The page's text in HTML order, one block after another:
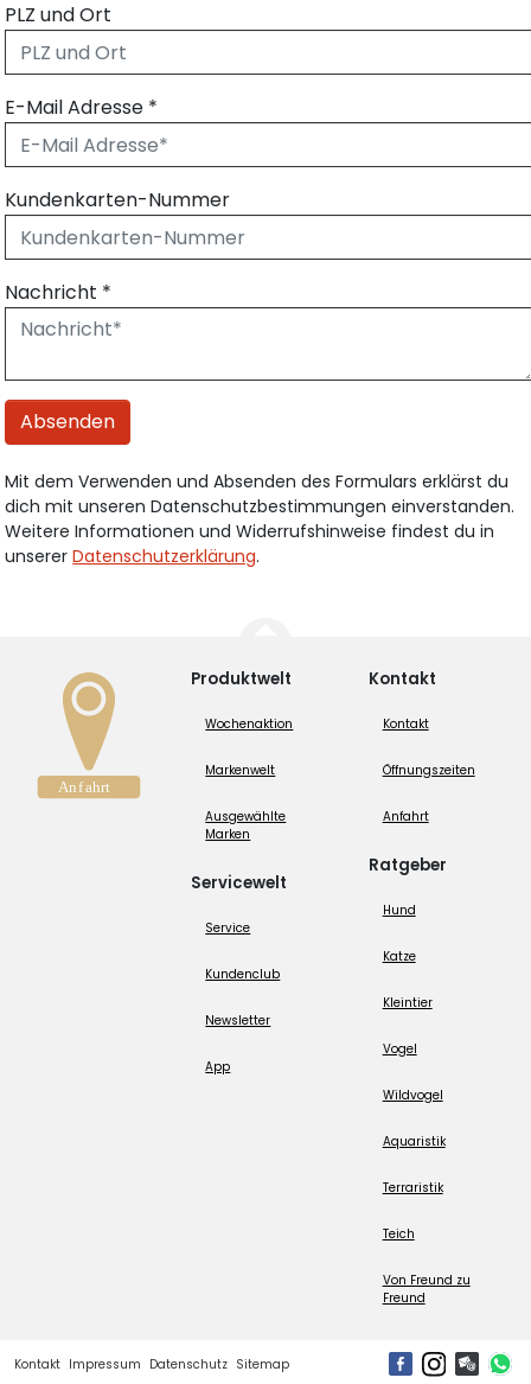
PLZ und Ort
E-Mail Adresse *
Kundenkarten-Nummer
Nachricht *
Absenden
Mit dem Verwenden und Absenden des Formulars erklärst du
dich mit unseren Datenschutzbestimmungen einverstanden.
Weitere Informationen und Widerrufshinweise findest du in
unsererDatenschutzerklärung.
Produktwelt
Wochenaktion
Markenwelt
Ausgewählte
Marken
Servicewelt
Service
Kundenclub
Newsletter
App
Kontakt
Kontakt
Öffnungszeiten
Anfahrt
Ratgeber
Hund
Katze
Kleintier
Vogel
Wildvogel
Aquaristik
Terraristik
Teich
Von Freund zu
Freund
Kontakt Impressum Datenschutz Sitemap